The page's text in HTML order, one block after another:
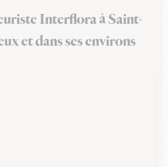
Interflora à Saint-
et dans ses environs